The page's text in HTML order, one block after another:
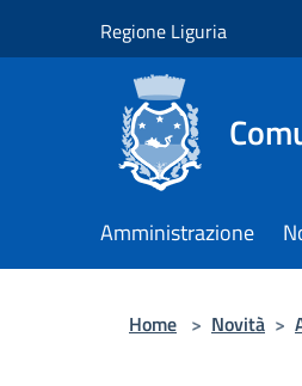
Regione Liguria
Amministrazione
Home > Novità >